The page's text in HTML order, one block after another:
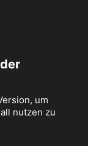
um
nutzen zu